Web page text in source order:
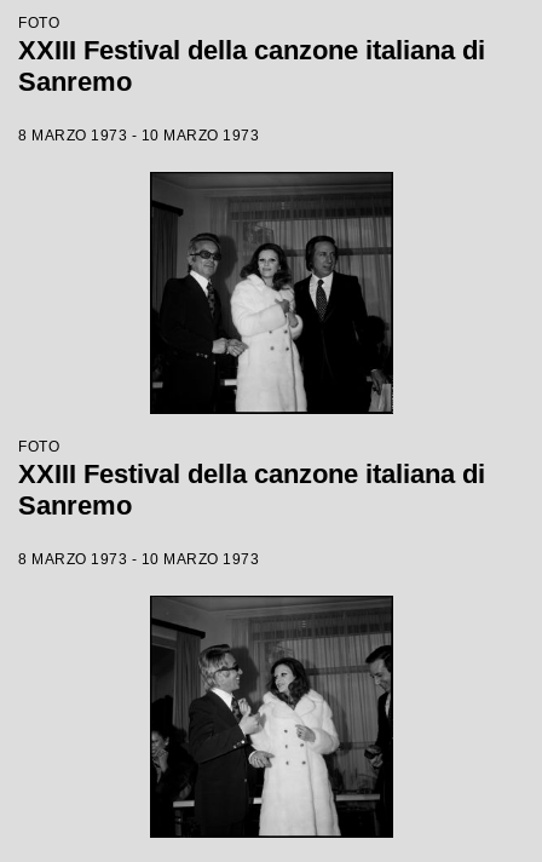
FOTO
XXIII Festival della canzone italiana di
Sanremo
8 MARZO 1973 - 10 MARZO 1973
FOTO
XXIII Festival della canzone italiana di
Sanremo
8 MARZO 1973 - 10 MARZO 1973